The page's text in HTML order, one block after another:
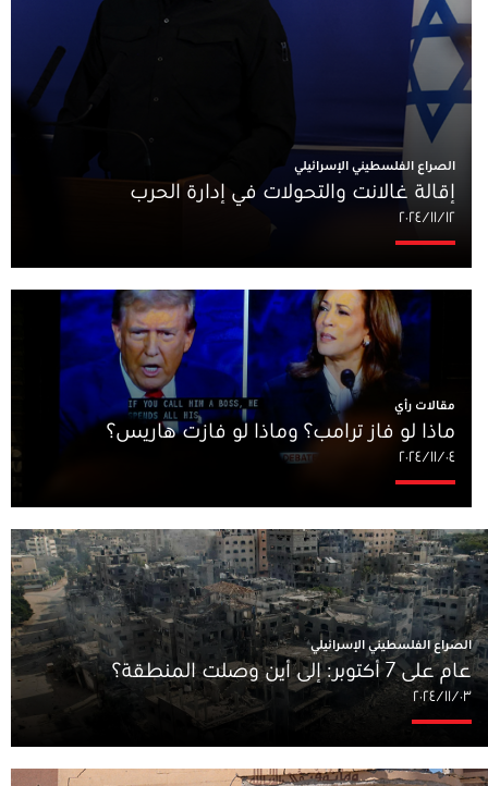
الصراع الفلسطيني الإسرائيلي
إقالة غالانت والتحولات في إدارة الحرب
١٢‏/١١‏/٢٠٢٤
مقالات رأي
ماذا لو فاز ترامب؟ وماذا لو فازت هاريس؟
٠٤‏/١١‏/٢٠٢٤
الصراع الفلسطيني الإسرائيلي
عام على 7 أكتوبر: إلى أين وصلت المنطقة؟
٠٣‏/١١‏/٢٠٢٤